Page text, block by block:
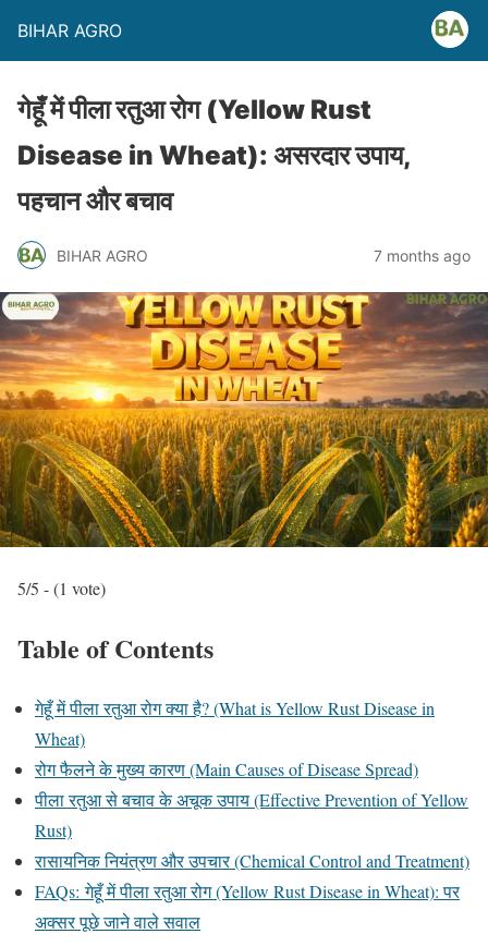
BIHAR AGRO
गेहूँ में पीला रतुआ रोग (Yellow Rust
Disease in Wheat): असरदार उपाय,
पहचान और बचाव
BIHAR AGRO 7 months ago
5/5 - (1 vote)
Table of Contents
गेहूँ में पीला रतुआ रोग क्या है? (What is Yellow Rust Disease in
Wheat)
रोग फैलने के मुख्य कारण (Main Causes of Disease Spread)
पीला रतुआ से बचाव के अचूक उपाय (Effective Prevention of Yellow
Rust)
रासायनिक नियंत्रण और उपचार (Chemical Control and Treatment)
FAQs: गेहूँ में पीला रतुआ रोग (Yellow Rust Disease in Wheat): पर
अक्सर पूछे जाने वाले सवाल